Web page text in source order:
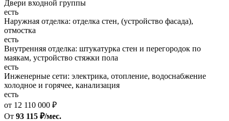
Двери входной группы
есть
Наружная отделка: отделка стен, (устройство фасада),
отмостка
есть
Внутренняя отделка: штукатурка стен и перегородок по
маякам, устройство стяжки пола
есть
Инженерные сети: электрика, отопление, водоснабжение
холодное и горячее, канализация
есть
от 12 110 000 ₽
От 93 115 ₽/мес.